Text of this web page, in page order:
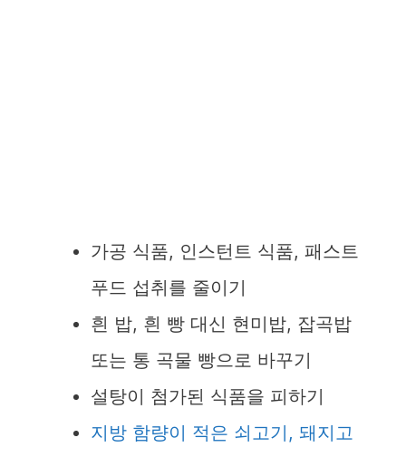
가공 식품, 인스턴트 식품, 패스트
푸드 섭취를 줄이기
흰 밥, 흰 빵 대신 현미밥, 잡곡밥
또는 통 곡물 빵으로 바꾸기
설탕이 첨가된 식품을 피하기
지방 함량이 적은 쇠고기, 돼지고